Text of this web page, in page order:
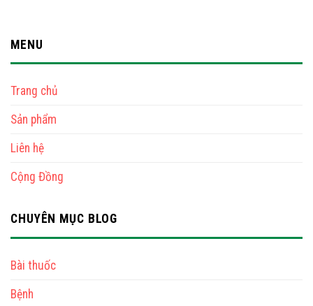
MENU
Trang chủ
Sản phẩm
Liên hệ
Cộng Đồng
CHUYÊN MỤC BLOG
Bài thuốc
Bệnh